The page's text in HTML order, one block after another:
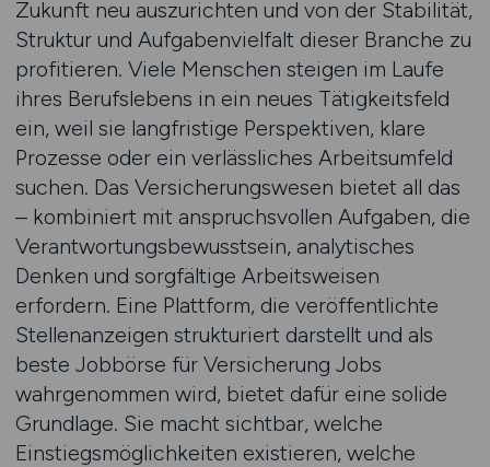
Zukunft neu auszurichten und von der Stabilität,
Struktur und Aufgabenvielfalt dieser Branche zu
profitieren. Viele Menschen steigen im Laufe
ihres Berufslebens in ein neues Tätigkeitsfeld
ein, weil sie langfristige Perspektiven, klare
Prozesse oder ein verlässliches Arbeitsumfeld
suchen. Das Versicherungswesen bietet all das
– kombiniert mit anspruchsvollen Aufgaben, die
Verantwortungsbewusstsein, analytisches
Denken und sorgfältige Arbeitsweisen
erfordern. Eine Plattform, die veröffentlichte
Stellenanzeigen strukturiert darstellt und als
beste Jobbörse für Versicherung Jobs
wahrgenommen wird, bietet dafür eine solide
Grundlage. Sie macht sichtbar, welche
Einstiegsmöglichkeiten existieren, welche